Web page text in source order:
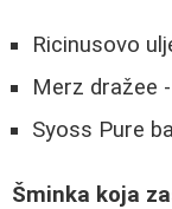
Ricinusovo
Merz dražee
Syoss Pure
Šminka koja